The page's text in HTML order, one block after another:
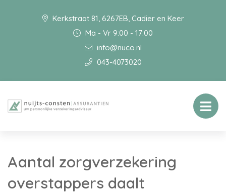
Kerkstraat 81, 6267EB, Cadier en Keer
Ma - Vr 9:00 - 17:00
info@nuco.nl
043-4073020
Aantal zorgverzekering
overstappers daalt